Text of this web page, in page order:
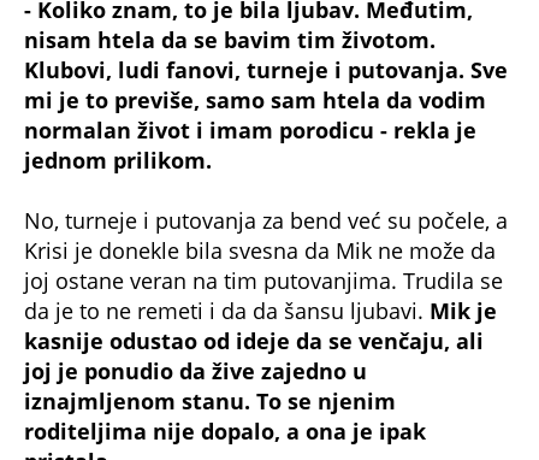
joj je ponudio da žive zajedno u
iznajmljenom stanu. To se njenim
roditeljima nije dopalo, a ona je ipak
pristala.